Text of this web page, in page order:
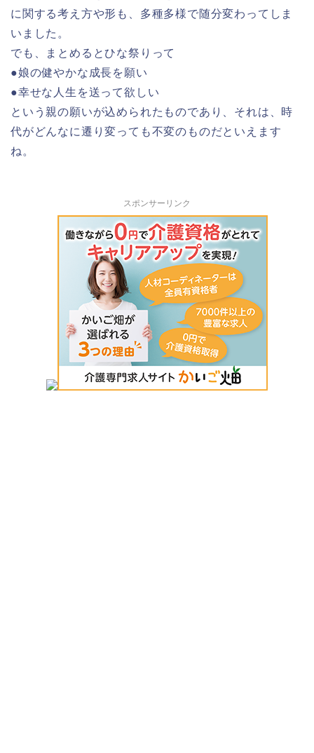
に関する考え方や形も、多種多様で随分変わってしま
いました。
でも、まとめるとひな祭りって
●娘の健やかな成長を願い
●幸せな人生を送って欲しい
という親の願いが込められたものであり、それは、時
代がどんなに遷り変っても不変のものだといえます
ね。
スポンサーリンク